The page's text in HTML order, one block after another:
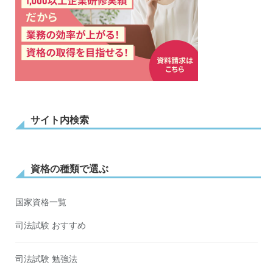
サイト内検索
資格の種類で選ぶ
国家資格一覧
司法試験 おすすめ
司法試験 勉強法